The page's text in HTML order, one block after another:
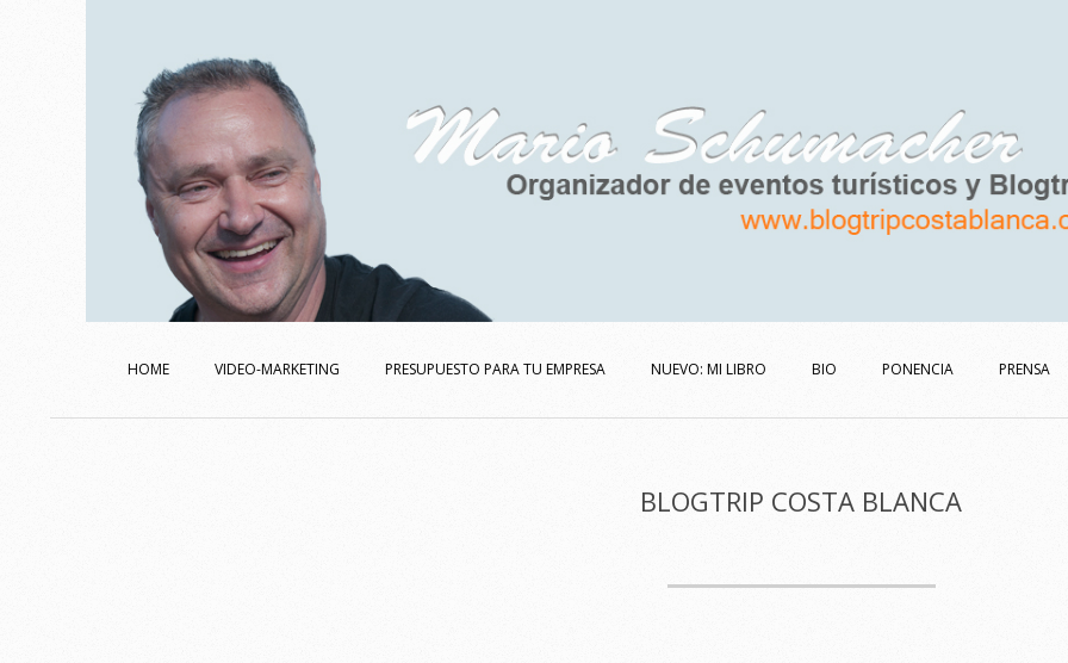
Navigation
HOME VIDEO-MARKETING PRESUPUESTO PARA TU EMPRESA NUEVO: MI LIBRO BIO PONENCIA PRENSA
BLOGTRIP COSTA BLANCA